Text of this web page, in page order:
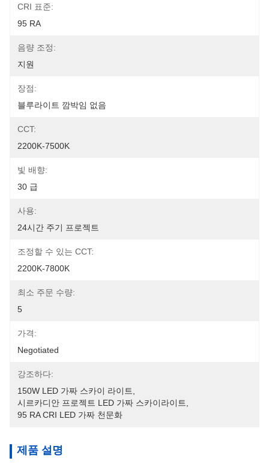
CRI 표준:
95 RA
음량 조정:
지원
장점:
블루라이트 깜박임 없음
CCT:
2200K-7500K
빛 배향:
30 급
사용:
24시간 주기 프로젝트
조정할 수 있는 CCT:
2200K-7800K
최소 주문 수량:
5
가격:
Negotiated
강조하다:
150W LED 가짜 스카이 라이트
시르카디안 프로젝트 LED 가짜 스카이라이트
95 RA CRI LED 가짜 천문화
제품 설명